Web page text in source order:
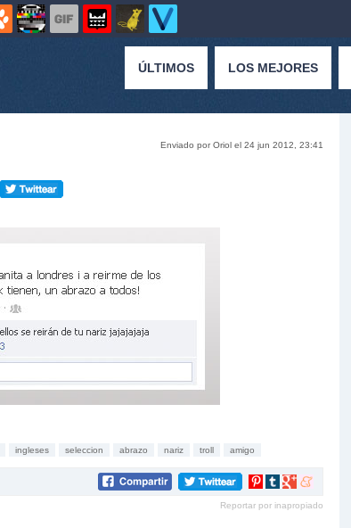
ÚLTIMOS LOS MEJORES
Enviado por Oriol el 24 jun 2012, 23:41
ingleses seleccion abrazo nariz troll amigo
Compartir
Pinterest
Compartir
tumblr
Compartir
Google+
Compartir
meneame
Reportar por inapropiado